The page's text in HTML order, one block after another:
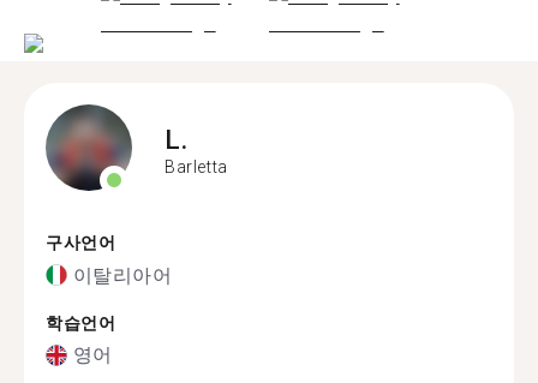
L.
Barletta
구사언어
이탈리아어
학습언어
영어